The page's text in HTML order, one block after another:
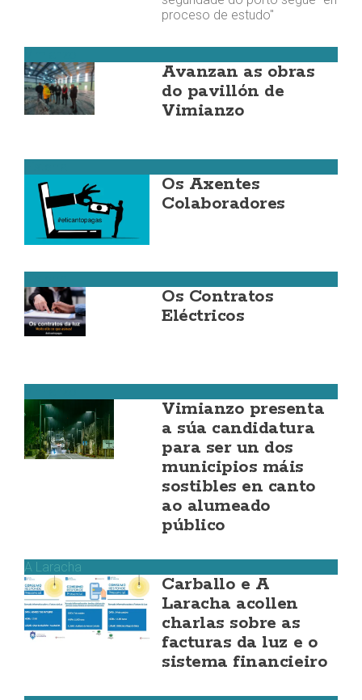
proceso de estudo"
Avanzan as obras
do pavillón de
Vimianzo
Os Axentes
Colaboradores
Os Contratos
Eléctricos
Vimianzo presenta
a súa candidatura
para ser un dos
municipios máis
sostibles en canto
ao alumeado
público
A Laracha
Carballo e A
Laracha acollen
charlas sobre as
facturas da luz e o
sistema financieiro